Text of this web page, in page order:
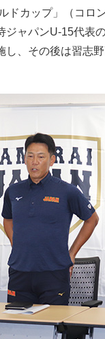
カップ」（コロ
ジャパンU-15代表
、その後は習志